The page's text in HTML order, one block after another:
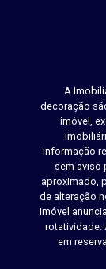
A
decoração
imóvel,
informação
sem aviso
aproximado,
de alteração
imóvel
rotatividade.
em